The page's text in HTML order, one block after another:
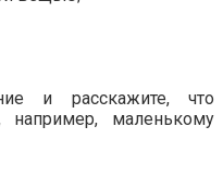
и расскажите, что
маленькому